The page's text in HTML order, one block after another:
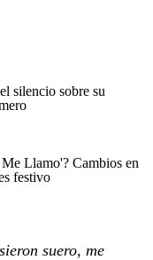
silencio sobre su
Llamo'? Cambios en
festivo
suero, me